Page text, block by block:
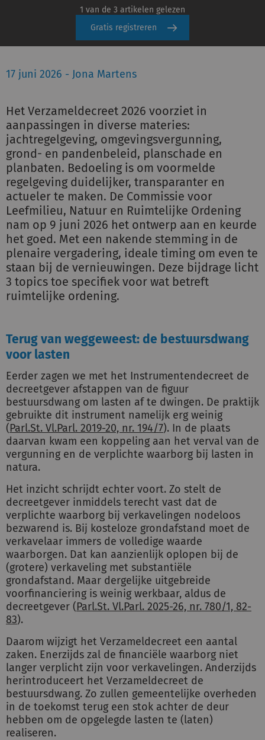
Inloggen
1 van de 3 artikelen gelezen
Gratis registreren
17 juni 2026 - Jona Martens
Het Verzameldecreet 2026 voorziet in
aanpassingen in diverse materies:
jachtregelgeving, omgevingsvergunning,
grond- en pandenbeleid, planschade en
planbaten. Bedoeling is om voormelde
regelgeving duidelijker, transparanter en
actueler te maken. De Commissie voor
Leefmilieu, Natuur en Ruimtelijke Ordening
nam op 9 juni 2026 het ontwerp aan en keurde
het goed. Met een nakende stemming in de
plenaire vergadering, ideale timing om even te
staan bij de vernieuwingen. Deze bijdrage licht
3 topics toe specifiek voor wat betreft
ruimtelijke ordening.
Terug van weggeweest: de bestuursdwang
voor lasten
Eerder zagen we met het Instrumentendecreet de
decreetgever afstappen van de figuur
bestuursdwang om lasten af te dwingen. De praktijk
gebruikte dit instrument namelijk erg weinig
(Parl.St. Vl.Parl. 2019-20, nr. 194/7). In de plaats
daarvan kwam een koppeling aan het verval van de
vergunning en de verplichte waarborg bij lasten in
natura.
Het inzicht schrijdt echter voort. Zo stelt de
decreetgever inmiddels terecht vast dat de
verplichte waarborg bij verkavelingen nodeloos
bezwarend is. Bij kosteloze grondafstand moet de
verkavelaar immers de volledige waarde
waarborgen. Dat kan aanzienlijk oplopen bij de
(grotere) verkaveling met substantiële
grondafstand. Maar dergelijke uitgebreide
voorfinanciering is weinig werkbaar, aldus de
decreetgever (Parl.St. Vl.Parl. 2025-26, nr. 780/1, 82-
83).
Daarom wijzigt het Verzameldecreet een aantal
zaken. Enerzijds zal de financiële waarborg niet
langer verplicht zijn voor verkavelingen. Anderzijds
herintroduceert het Verzameldecreet de
bestuursdwang. Zo zullen gemeentelijke overheden
in de toekomst terug een stok achter de deur
hebben om de opgelegde lasten te (laten)
realiseren.